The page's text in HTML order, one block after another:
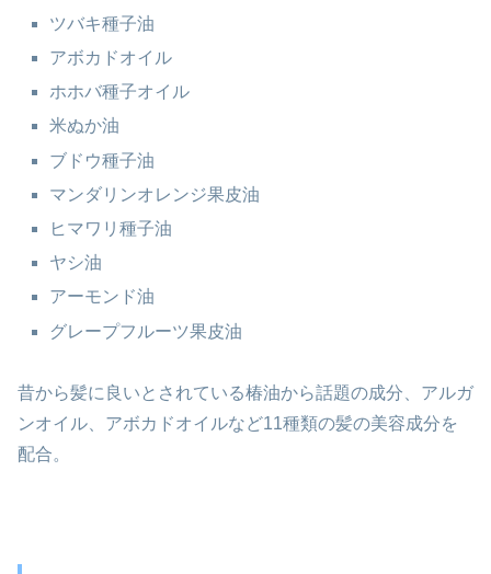
ツバキ種子油
アボカドオイル
ホホバ種子オイル
米ぬか油
ブドウ種子油
マンダリンオレンジ果皮油
ヒマワリ種子油
ヤシ油
アーモンド油
グレープフルーツ果皮油
昔から髪に良いとされている椿油から話題の成分、アルガ
ンオイル、アボカドオイルなど11種類の髪の美容成分を
配合。